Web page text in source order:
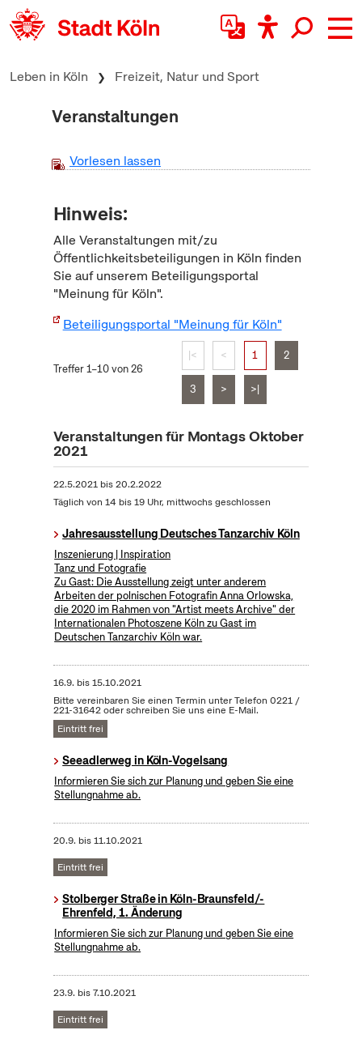
zum Inhalt springen
Leben in Köln Freizeit, Natur und Sport
Veranstaltungen
Vorlesen lassen
Hinweis:
Alle Veranstaltungen mit/zu
Öffentlichkeitsbeteiligungen in Köln finden
Sie auf unserem Beteiligungsportal
"Meinung für Köln".
Beteiligungsportal "Meinung für Köln"
Treffer 1–10 von 26
|< < 1 2
3 > >|
Veranstaltungen für Montags Oktober
2021
22.5.2021bis20.2.2022
Täglich von 14 bis 19 Uhr, mittwochs geschlossen
Jahresausstellung Deutsches Tanzarchiv Köln
Inszenierung | Inspiration
Tanz und Fotografie
Zu Gast: Die Ausstellung zeigt unter anderem
Arbeiten der polnischen Fotografin Anna Orlowska,
die 2020 im Rahmen von "Artist meets Archive" der
Internationalen Photoszene Köln zu Gast im
Deutschen Tanzarchiv Köln war.
16.9. bis15.10.2021
Bitte vereinbaren Sie einen Termin unter Telefon 0221 /
221-31642 oder schreiben Sie uns eine E-Mail.
Eintritt frei
Seeadlerweg in Köln-Vogelsang
Informieren Sie sich zur Planung und geben Sie eine
Stellungnahme ab.
20.9. bis11.10.2021
Eintritt frei
Stolberger Straße in Köln-Braunsfeld/-
Ehrenfeld, 1. Änderung
Informieren Sie sich zur Planung und geben Sie eine
Stellungnahme ab.
23.9. bis7.10.2021
Eintritt frei